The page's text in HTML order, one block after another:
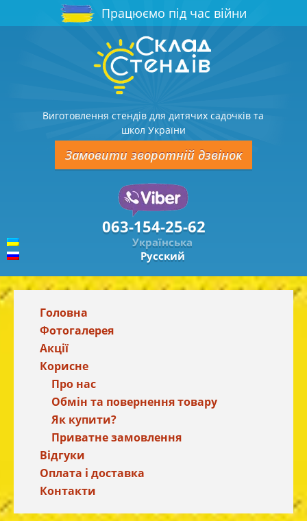
Працюємо під час війни
Виготовлення стендів для дитячих садочків та
школ України
Замовити зворотній дзвінок
063-154-25-62
Українська
Русский
Головна
Фотогалерея
Акції
Корисне
Про нас
Обмін та повернення товару
Як купити?
Приватне замовлення
Відгуки
Оплата і доставка
Контакти